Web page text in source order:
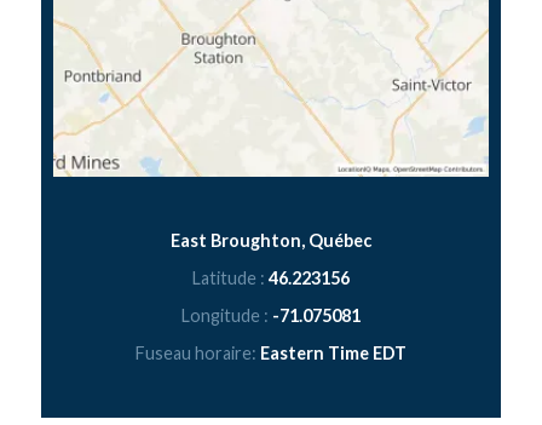
East Broughton, Québec
Latitude : 46.223156
Longitude : -71.075081
Fuseau horaire: Eastern Time EDT